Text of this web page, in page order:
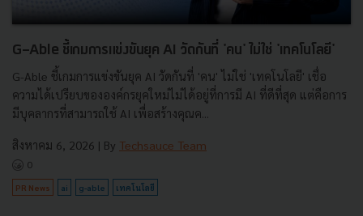
G-Able ชี้เกมการแข่งขันยุค AI วัดกันที่ 'คน' ไม่ใช่ 'เทคโนโลยี'
G-Able ชี้เกมการแข่งขันยุค AI วัดกันที่ 'คน' ไม่ใช่ 'เทคโนโลยี' เชื่อ
ความได้เปรียบขององค์กรยุคใหม่ไม่ได้อยู่ที่การมี AI ที่ดีที่สุด แต่คือการ
มีบุคลากรที่สามารถใช้ AI เพื่อสร้างคุณค...
สิงหาคม 6, 2026 | By Techsauce Team
0
PR News ai g-able เทคโนโลยี